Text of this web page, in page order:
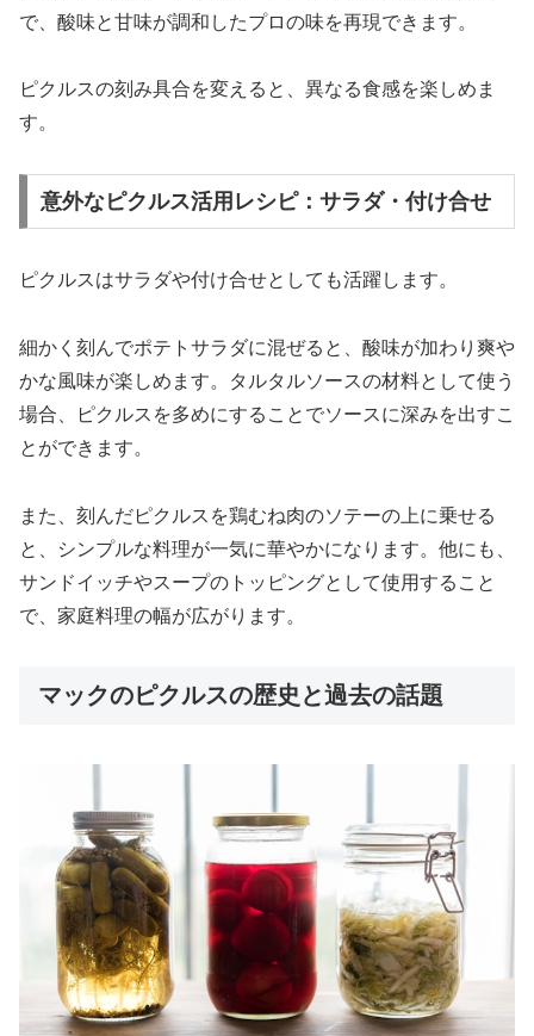
で、酸味と甘味が調和したプロの味を再現できます。
ピクルスの刻み具合を変えると、異なる食感を楽しめま
す。
意外なピクルス活用レシピ：サラダ・付け合せ
ピクルスはサラダや付け合せとしても活躍します。
細かく刻んでポテトサラダに混ぜると、酸味が加わり爽や
かな風味が楽しめます。タルタルソースの材料として使う
場合、ピクルスを多めにすることでソースに深みを出すこ
とができます。
また、刻んだピクルスを鶏むね肉のソテーの上に乗せる
と、シンプルな料理が一気に華やかになります。他にも、
サンドイッチやスープのトッピングとして使用すること
で、家庭料理の幅が広がります。
マックのピクルスの歴史と過去の話題